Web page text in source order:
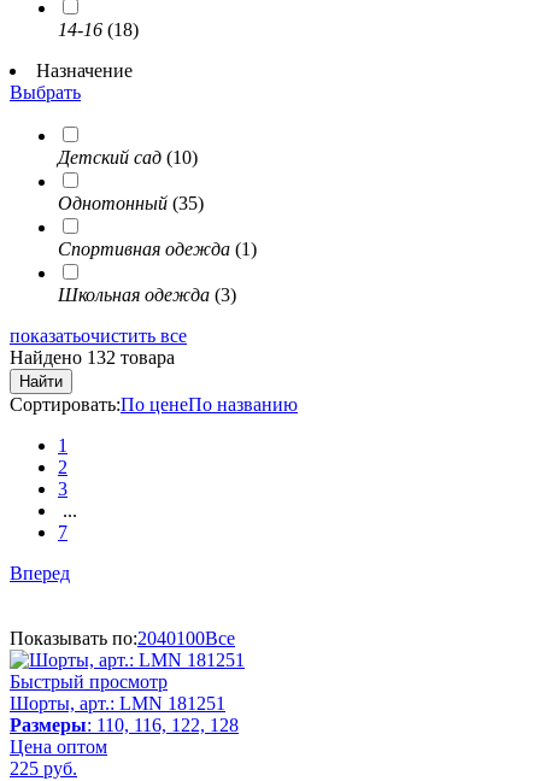
14-16 (18)
Назначение
Выбрать
Детский сад (10)
Однотонный (35)
Спортивная одежда (1)
Школьная одежда (3)
показатьочистить все
Найдено 132 товара
Найти
Сортировать:По ценеПо названию
1
2
3
...
7
Вперед
Показывать по:2040100Все
Быстрый просмотр
Шорты, арт.: LMN 181251
Размеры: 110, 116, 122, 128
Цена оптом
225 руб.